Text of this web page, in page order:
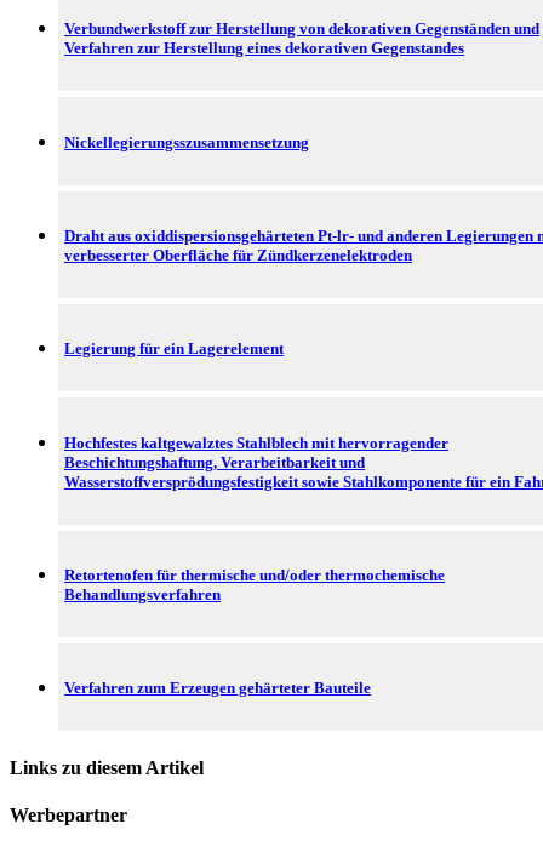
Verbundwerkstoff zur Herstellung von dekorativen Gegenständen und
Verfahren zur Herstellung eines dekorativen Gegenstandes
Nickellegierungsszusammensetzung
Draht aus oxiddispersionsgehärteten Pt-lr- und anderen Legierungen
verbesserter Oberfläche für Zündkerzenelektroden
Legierung für ein Lagerelement
Hochfestes kaltgewalztes Stahlblech mit hervorragender
Beschichtungshaftung, Verarbeitbarkeit und
Wasserstoffversprödungsfestigkeit sowie Stahlkomponente für ein
Retortenofen für thermische und/oder thermochemische
Behandlungsverfahren
Verfahren zum Erzeugen gehärteter Bauteile
Links zu diesem Artikel
Werbepartner